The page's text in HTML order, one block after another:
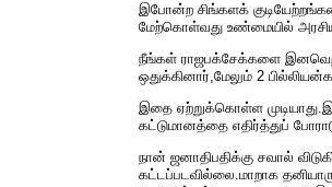
இபோன்ற சிங்களக்
மேற்கொள்வது உண்மையில்
நீங்கள் ராஜபக்சேக்களை
ஒதுக்கினார்,மேலும் 2
இதை ஏற்றுக்கொள்ள
கட்டுமானத்தை எதிர்த்துப்
நான் ஜனாதிபதிக்கு சவால்
கட்டப்படவில்லை.மாறாக